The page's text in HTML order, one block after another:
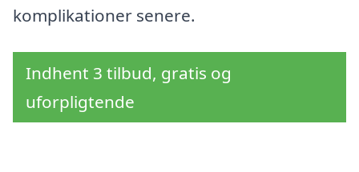
komplikationer senere.
Indhent 3 tilbud, gratis og
uforpligtende